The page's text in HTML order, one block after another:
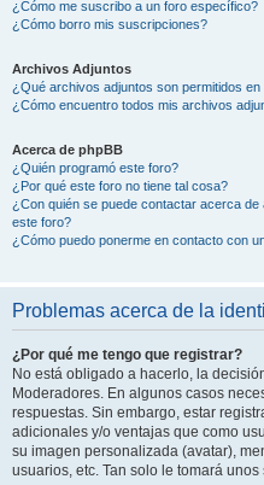
¿Cómo me suscribo a un foro específico?
¿Cómo borro mis suscripciones?
Archivos Adjuntos
¿Qué archivos adjuntos son permitidos en
¿Cómo encuentro todos mis archivos
Acerca de phpBB
¿Quién programó este foro?
¿Por qué este foro no tiene tal cosa?
¿Con quién se puede contactar acerca
este foro?
¿Cómo puedo ponerme en contacto con
Problemas acerca de la
¿Por qué me tengo que registrar?
No está obligado a hacerlo, la
Moderadores. En algunos casos
respuestas. Sin embargo, estar
adicionales y/o ventajas que como
su imagen personalizada (avatar),
usuarios, etc. Tan solo le tomará